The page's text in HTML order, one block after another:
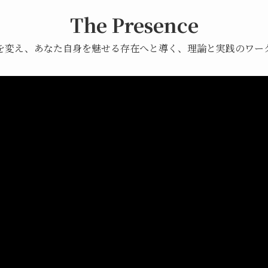
The Presence
変え、あなた自身を魅せる存在へと導く、理論と実践のワー